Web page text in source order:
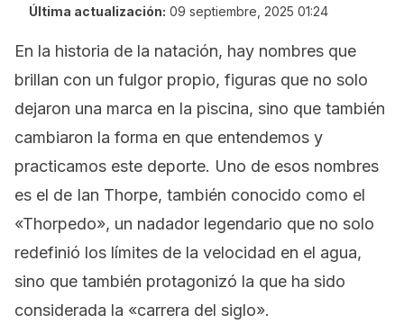
Última actualización: 09 septiembre, 2025 01:24
En la historia de la natación, hay nombres que
brillan con un fulgor propio, figuras que no solo
dejaron una marca en la piscina, sino que también
cambiaron la forma en que entendemos y
practicamos este deporte. Uno de esos nombres
es el de Ian Thorpe, también conocido como el
«Thorpedo», un nadador legendario que no solo
redefinió los límites de la velocidad en el agua,
sino que también protagonizó la que ha sido
considerada la «carrera del siglo».